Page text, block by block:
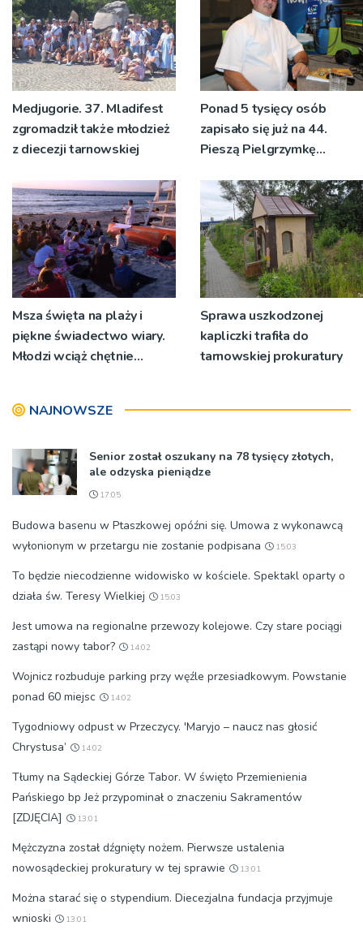
Medjugorie. 37. Mladifest
zgromadził także młodzież
z diecezji tarnowskiej
Ponad 5 tysięcy osób
zapisało się już na 44.
Pieszą Pielgrzymkę
Msza święta na plaży i
piękne świadectwo wiary.
Młodzi wciąż chętnie
Sprawa uszkodzonej
kapliczki trafiła do
tarnowskiej prokuratury
NAJNOWSZE
Senior został oszukany na 78 tysięcy złotych,
ale odzyska pieniądze
17:05
Budowa basenu w Ptaszkowej opóźni się. Umowa z wykonawcą
wyłonionym w przetargu nie zostanie podpisana
15:03
To będzie niecodzienne widowisko w kościele. Spektakl oparty o
działa św. Teresy Wielkiej
15:03
Jest umowa na regionalne przewozy kolejowe. Czy stare pociągi
zastąpi nowy tabor?
14:02
Wojnicz rozbuduje parking przy węźle przesiadkowym. Powstanie
ponad 60 miejsc
14:02
Tygodniowy odpust w Przeczycy. 'Maryjo – naucz nas głosić
Chrystusa’
14:02
Tłumy na Sądeckiej Górze Tabor. W święto Przemienienia
Pańskiego bp Jeż przypominał o znaczeniu Sakramentów
[ZDJĘCIA]
13:01
Mężczyzna został dźgnięty nożem. Pierwsze ustalenia
nowosądeckiej prokuratury w tej sprawie
13:01
Można starać się o stypendium. Diecezjalna fundacja przyjmuje
wnioski
13:01